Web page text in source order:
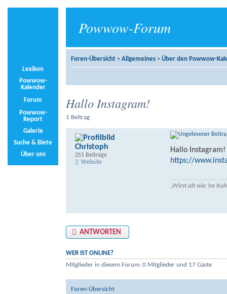
Powwow-Forum
Lexikon
Powwow-
Kalender
Forum
Powwow-
Report
Galerie
Suche & Biete
Über uns
Foren-Übersicht > Allgemeines > Über den Powwow-
Hallo Instagram!
1 Beitrag
Hallo Instagram!
https://
„Wirst alt wie ’ne
Christoph
251 Beiträge
Website
ANTWORTEN
WER IST ONLINE?
Mitglieder in diesem Forum: 0 Mitglieder und 17 Gäste
Foren-Übersicht